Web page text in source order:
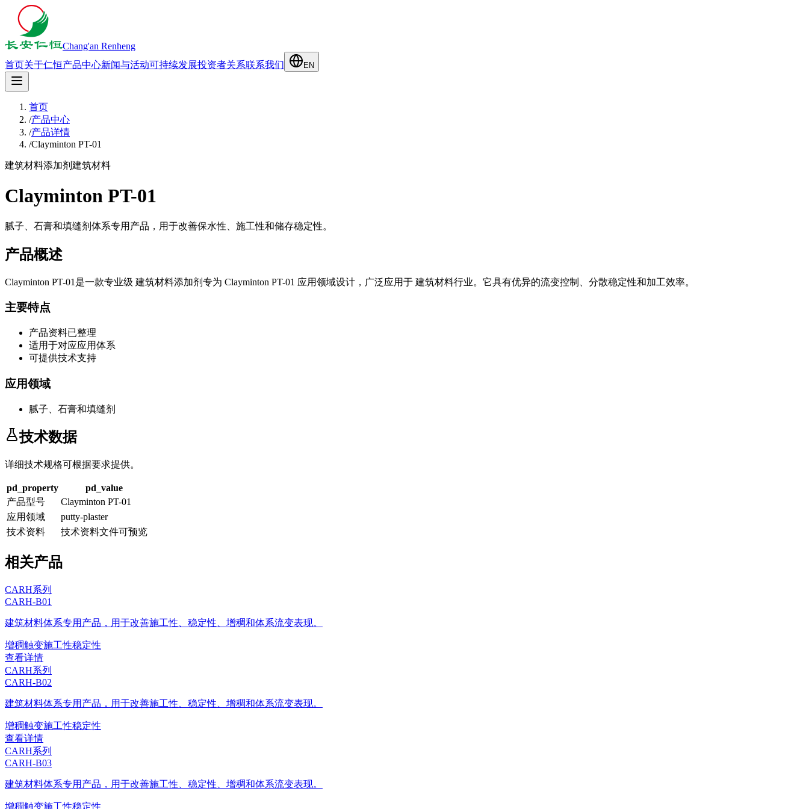
Chang'an Renheng
首页关于仁恒产品中心新闻与活动可持续发展投资者关系联系我们 EN
首页
/产品中心
/产品详情
/Clayminton PT-01
建筑材料添加剂 建筑材料
Clayminton PT-01
腻子、石膏和填缝剂体系专用产品，用于改善保水性、施工性和储存稳定性。
产品概述
Clayminton PT-01 是一款专业级 建筑材料添加剂 专为 Clayminton PT-01 应用领域设计，广泛应用于 建筑材料行业。它具有优异的流变控制、分散稳定性和加工效率。
主要特点
产品资料已整理
适用于对应应用体系
可提供技术支持
应用领域
腻子、石膏和填缝剂
技术数据
详细技术规格可根据要求提供。
pd_property
pd_value
产品型号
Clayminton PT-01
应用领域
putty-plaster
技术资料
技术资料文件可预览
相关产品
CARH系列
CARH-B01
建筑材料体系专用产品，用于改善施工性、稳定性、增稠和体系流变表现。
增稠触变施工性稳定性
查看详情
CARH系列
CARH-B02
建筑材料体系专用产品，用于改善施工性、稳定性、增稠和体系流变表现。
增稠触变施工性稳定性
查看详情
CARH系列
CARH-B03
建筑材料体系专用产品，用于改善施工性、稳定性、增稠和体系流变表现。
增稠触变施工性稳定性